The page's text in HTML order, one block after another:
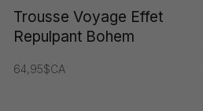
Trousse Voyage Effet
Repulpant Bohem
64,95$CA